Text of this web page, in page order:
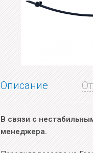
Описание
В связи с
менеджера.